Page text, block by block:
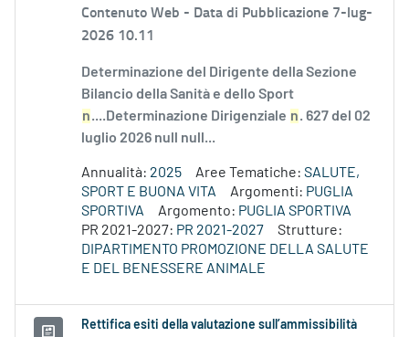
Contenuto Web - Data di Pubblicazione 7-lug-
2026 10.11
Determinazione del Dirigente della Sezione
Bilancio della Sanità e dello Sport
n....Determinazione Dirigenziale n. 627 del 02
luglio 2026 null null...
Annualità: 2025 Aree Tematiche: SALUTE,
SPORT E BUONA VITA
Argomenti: PUGLIA
SPORTIVA
Argomento: PUGLIA SPORTIVA
PR 2021-2027: PR 2021-2027
Strutture:
DIPARTIMENTO PROMOZIONE DELLA SALUTE
E DEL BENESSERE ANIMALE
Rettifica esiti della valutazione sull’ammissibilità